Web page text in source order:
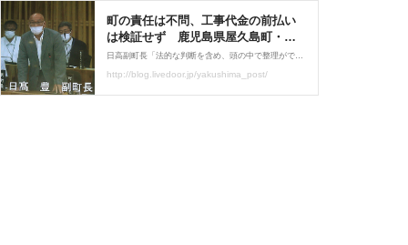
町の責任は不問、工事代金の前払い
は検証せず 鹿児島県屋久島町・補
助金不正請求事件 : 屋久島ポスト
鹿児島ポスト・ニュース
日高副町長「法的な判断を含め、頭の中で整理ができていない」 再発防止策の再検討は必至 補助金不正請求事件について説明する日高豊副町長(中央)。前列右は荒木耕治町長(2022年6月15日、屋久島町議会、役場内の議会中継モニター画面を撮影) 鹿児島県屋久島町が同町の水道
http://blog.livedoor.jp/yakushima_post/